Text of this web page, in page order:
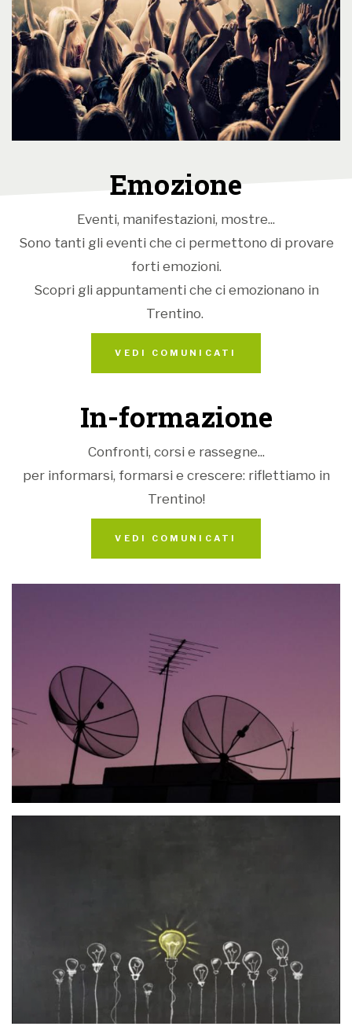
Emozione
Eventi, manifestazioni, mostre...
Sono tanti gli eventi che ci permettono di provare
forti emozioni.
Scopri gli appuntamenti che ci emozionano in
Trentino.
VEDI COMUNICATI
In-formazione
Confronti, corsi e rassegne...
per informarsi, formarsi e crescere: riflettiamo in
Trentino!
VEDI COMUNICATI